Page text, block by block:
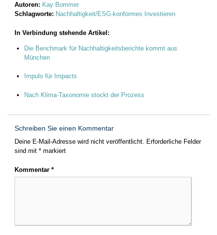
Autoren: Kay Bommer
Schlagworte: Nachhaltigkeit/ESG-konformes Investieren
In Verbindung stehende Artikel:
Die Benchmark für Nachhaltigkeitsberichte kommt aus
München
Impuls für Impacts
Nach Klima-Taxonomie stockt der Prozess
Schreiben Sie einen Kommentar
Deine E-Mail-Adresse wird nicht veröffentlicht. Erforderliche Felder
sind mit * markiert
Kommentar *